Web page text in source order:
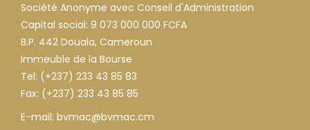
Société Anonyme avec Conseil d'Administration
Capital social: 9 073 000 000 FCFA
B.P. 442 Douala, Cameroun
Immeuble de la Bourse
Tel: (+237) 233 43 85 83
Fax: (+237) 233 43 85 85
E-mail: bvmac@bvmac.cm